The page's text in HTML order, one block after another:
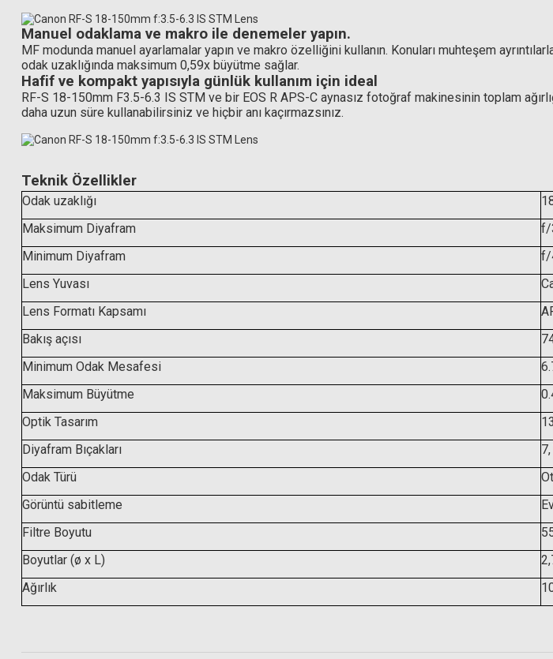
Hoya 55mm HD Nano MK II UV Filtre
8.824,50 TL
Hoya 55mm HD Nano MK II Circular Polarize Filtre
No8 Company Optik Temizleme Spreyi (120ML)
Hoya 55mm HD MK II Circular Polarize Filtre
Manuel odaklama ve makro ile denemeler yapın.
MF modunda manuel ayarlamalar yapın ve makro özelliğini kullanın. Konuları muhteşem
odak uzaklığında maksimum 0,59x büyütme sağlar.
Hafif ve kompakt yapısıyla günlük kullanım için ideal
RF-S 18-150mm F3.5-6.3 IS STM ve bir EOS R APS-C aynasız fotoğraf makinesinin toplam
daha uzun süre kullanabilirsiniz ve hiçbir anı kaçırmazsınız.
Teknik Özellikler
Odak uzaklığı
Maksimum Diyafram
f/
Minimum Diyafram
f/
Lens Yuvası
Lens Formatı Kapsamı
Bakış açısı
Minimum Odak Mesafesi
Maksimum Büyütme
Optik Tasarım
Diyafram Bıçakları
Odak Türü
Görüntü sabitleme
Filtre Boyutu
Boyutlar (ø x L)
Ağırlık